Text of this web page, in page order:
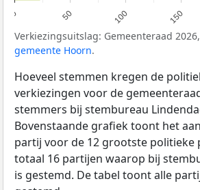
0 50 100 150
Verkiezingsuitslag: Gemeenteraad
gemeente Hoorn.
Hoeveel stemmen kregen de
verkiezingen voor de
stemmers bij stembureau
Bovenstaande grafiek toont het
partij voor de 12 grootste politieke
totaal 16 partijen waarop bij
is gestemd. De tabel toont alle